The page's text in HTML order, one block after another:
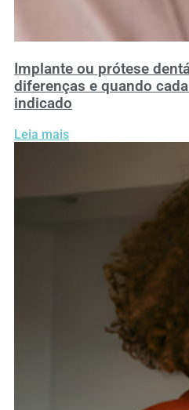
Implante ou prótese
diferenças e quando
indicado
Leia mais